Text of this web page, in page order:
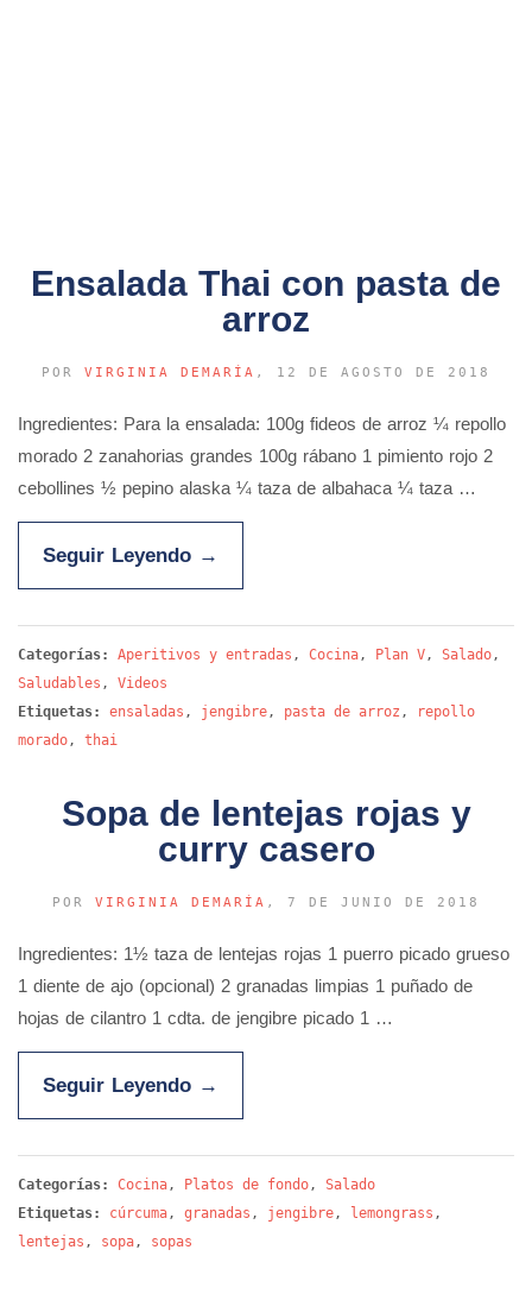
Ensalada Thai con pasta de
arroz
POR VIRGINIA DEMARÍA , 12 DE AGOSTO DE 2018
Ingredientes: Para la ensalada: 100g fideos de arroz ¼ repollo
morado 2 zanahorias grandes 100g rábano 1 pimiento rojo 2
cebollines ½ pepino alaska ¼ taza de albahaca ¼ taza …
Seguir Leyendo →
Categorías: Aperitivos y entradas , Cocina, Plan V, Salado,
Saludables , Videos
Etiquetas:
ensaladas , jengibre, pasta de arroz ,
repollo
morado, thai
Sopa de lentejas rojas y
curry casero
POR VIRGINIA DEMARÍA , 7 DE JUNIO DE 2018
Ingredientes: 1½ taza de lentejas rojas 1 puerro picado grueso
1 diente de ajo (opcional) 2 granadas limpias 1 puñado de
hojas de cilantro 1 cdta. de jengibre picado 1 …
Seguir Leyendo →
Categorías: Cocina, Platos de fondo, Salado
Etiquetas:
cúrcuma, granadas , jengibre, lemongrass ,
lentejas , sopa, sopas